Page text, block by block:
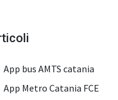
App bus AMTS catania
App Metro Catania FCE